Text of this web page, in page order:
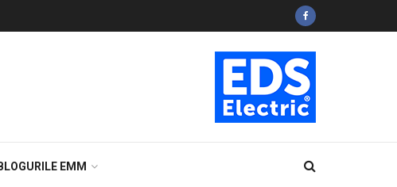
BLOGURILE EMM